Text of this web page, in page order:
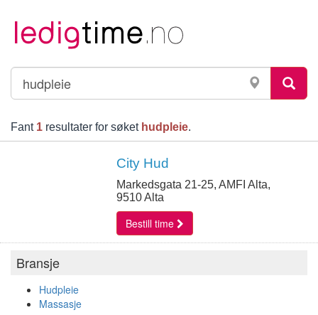
Fant 1 resultater for søket hudpleie.
City Hud
Markedsgata 21-25, AMFI Alta,
9510 Alta
Bestill time
Bransje
Hudpleie
Massasje